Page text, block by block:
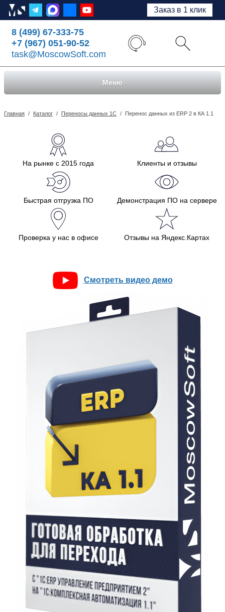
Заказ в 1 клик
8 (499) 67-333-75
+7 (967) 051-90-52
task@MoscowSoft.com
Меню
Главная / Каталог / Переносы данных 1С / Перенос данных из ERP 2 в КА 1.1
На рынке с 2015 года Клиенты и отзывы
Быстрая отгрузка ПО Демонстрация ПО на сервере
Проверка у нас в офисе Отзывы на Яндекс.Картах
Смотреть видео демо